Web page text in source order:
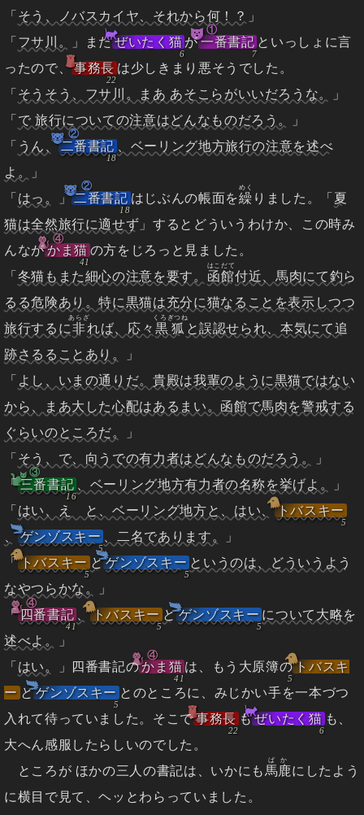
「 そう、ノバスカイヤ、それから何！？
」
「 フサ川。 」またぜいたく猫 が一番書記
①
といっしょに言
ったので、事務長 は少しきまり悪そうでした。
「 そうそう、フサ川。まあ あそこらがいいだろうな。
」
「 で 旅行についての注意はどんなものだろう。
」
「 うん、二番書記
②
、ベーリング地方旅行の注意を述べ
よ。
」
「 はっ。 」二番書記
②
はじぶんの帳面を繰
めく
りました。「 夏
猫は全然旅行に適せず 」するとどういうわけか、この時み
んながかま猫
④
の方をじろっと見ました。
「 冬猫もまた細心の注意を要す。 函館
はこだて
付近、馬肉にて釣ら
るる危険あり。特に黒猫は充分に猫なることを表示しつつ
旅行するに非
あらざ
れば、応々 黒狐
くろぎつね
と誤認せられ、本気にて追
跡さるることあり。
」
「 よし、いまの通りだ。貴殿は我輩のように黒猫ではない
から、まあ大した心配はあるまい。函館で馬肉を警戒する
ぐらいのところだ。
」
「 そう、で、向うでの有力者はどんなものだろう。
」
「三番書記
③
、ベーリング地方有力者の名称を挙げよ。
」
「 はい、えゝと、ベーリング地方と、はい、トバスキー
、ゲンゾスキー 、二名であります。
」
「トバスキー とゲンゾスキー というのは、どういうよう
なやつらかな。
」
「四番書記
④
、トバスキー とゲンゾスキー について大略を
述べよ。
」
「 はい。 」四番書記のかま猫
④
は、もう大原簿のトバスキ
ー とゲンゾスキー とのところに、みじかい手を一本づつ
入れて待っていました。そこで事務長 もぜいたく猫 も、
大へん感服したらしいのでした。
ところが ほかの三人の書記は、いかにも 馬鹿
ばか
にしたよう
に横目で見て、ヘッとわらっていました。